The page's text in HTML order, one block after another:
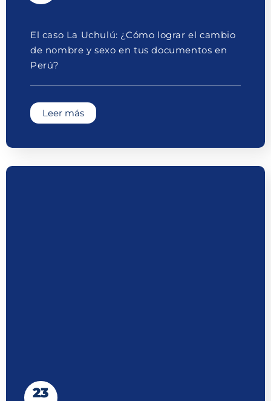
El caso La Uchulú: ¿Cómo lograr el cambio
de nombre y sexo en tus documentos en
Perú?
Leer más
23